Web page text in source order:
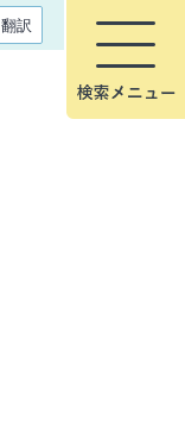
翻訳